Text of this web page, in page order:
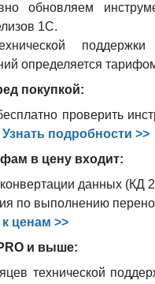
обновляем
1С.
определяется
покупкой:
проверить
Узнать подробности >>
в цену входит:
данных (КД
по выполнению
ценам >>
и выше:
технической